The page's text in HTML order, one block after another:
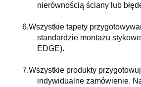
nierównością ściany lub
6.Wszystkie tapety
standardzie montażu
EDGE).
7.Wszystkie produkty
indywidualne zamówienie.